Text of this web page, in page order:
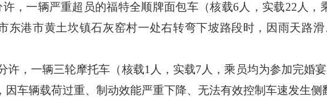
许，一辆严重超员的福特全顺牌面包车（核载6人，实载22人
东港市黄土坎镇石灰窑村一处右转弯下坡路段时，因雨天路
许，一辆三轮摩托车（核载1人，实载7人，乘员均为参加完婚
因车辆载荷过重、制动效能严重下降、无法有效控制车速发生侧